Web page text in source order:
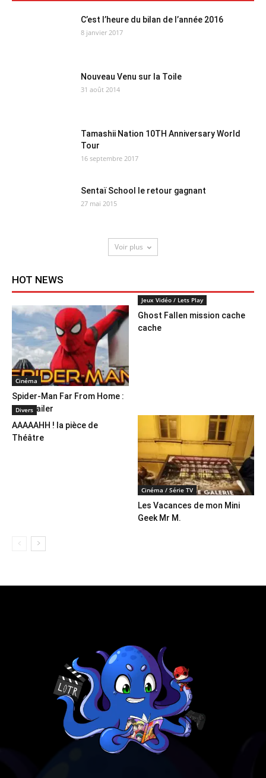
C’est l’heure du bilan de l’année 2016
8 janvier 2017
Nouveau Venu sur la Toile
31 août 2014
Tamashii Nation 10TH Anniversary World
Tour
16 septembre 2017
Sentaï School le retour gagnant
27 mai 2015
Voir plus
HOT NEWS
Cinéma
Spider-Man Far From Home :
1er Trailer
Jeux Vidéo / Lets Play
Ghost Fallen mission cache
cache
Divers
AAAAAHH ! la pièce de
Théâtre
Cinéma / Série TV
Les Vacances de mon Mini
Geek Mr M.